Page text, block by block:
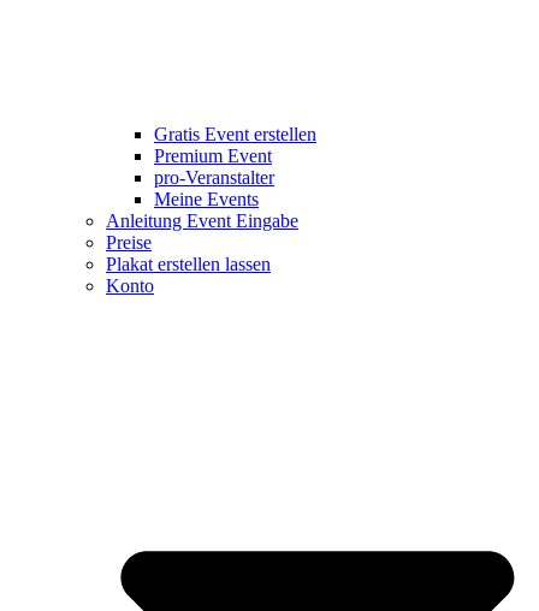
Gratis Event erstellen
Premium Event
pro-Veranstalter
Meine Events
Anleitung Event Eingabe
Preise
Plakat erstellen lassen
Konto